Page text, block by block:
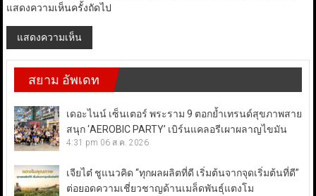
แสดงความเห็นครั้งถัดไป
สยาม อัพเดท
เดอะไนน์ เซ็นเตอร์ พระราม 9 ตอกย้ำเทรนด์สุขภาพสาย
สนุก ‘AEROBIC PARTY’ เบิร์นแคลอรีเผาผลาญไขมัน
4:31 pm 06 ส.ค. 2026
เจียไต๋ ชูแนวคิด “ทุกผลผลิตที่ดี เริ่มต้นจากจุดเริ่มต้นที่ดี”
ต่อยอดความเชี่ยวชาญด้านเมล็ดพันธุ์แตงโม